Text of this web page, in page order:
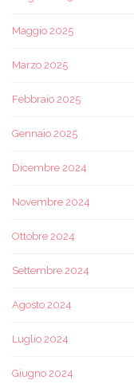
Maggio 2025
Marzo 2025
Febbraio 2025
Gennaio 2025
Dicembre 2024
Novembre 2024
Ottobre 2024
Settembre 2024
Agosto 2024
Luglio 2024
Giugno 2024